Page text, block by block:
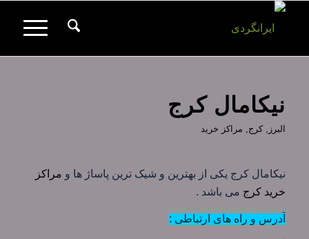
نیکامال کرج
البرز ,کرج, مراکز خرید
نیکامال کرج یکی از بهترین و شیک ترین پاساژ ها و مراکز
خرید کرج می باشد .
آدرس و راه های ارتباطی :